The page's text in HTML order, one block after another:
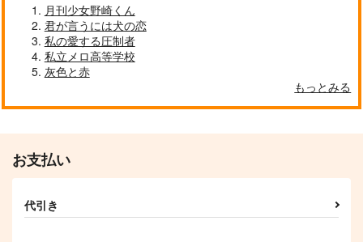
月刊少女野崎くん
君が言うには犬の恋
私の愛する圧制者
私立メロ高等学校
灰色と赤
もっとみる
お支払い
代引き